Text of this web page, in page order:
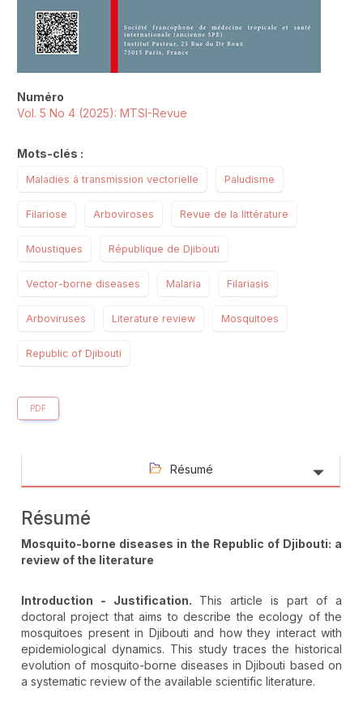
Numéro
Vol. 5 No 4 (2025): MTSI-Revue
Mots-clés :
Maladies à transmission vectorielle Paludisme
Filariose Arboviroses Revue de la littérature
Moustiques République de Djibouti
Vector-borne diseases Malaria Filariasis
Arboviruses Literature review Mosquitoes
Republic of Djibouti
PDF
Résumé
Résumé
Mosquito-borne diseases in the Republic of Djibouti: a
review of the literature
Introduction - Justification. This article is part of a
doctoral project that aims to describe the ecology of the
mosquitoes present in Djibouti and how they interact with
epidemiological dynamics. This study traces the historical
evolution of mosquito-borne diseases in Djibouti based on
a systematic review of the available scientific literature.